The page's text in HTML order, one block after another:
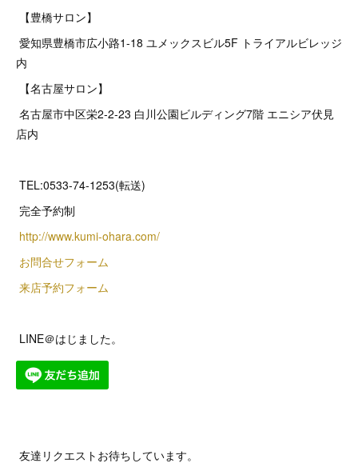
【豊橋サロン】
愛知県豊橋市広小路1-18 ユメックスビル5F トライアルビレッジ
内
【名古屋サロン】
名古屋市中区栄2‐2‐23 白川公園ビルディング7階 エニシア伏見
店内
TEL:0533-74-1253(転送)
完全予約制
http://www.kumi-ohara.com/
お問合せフォーム
来店予約フォーム
LINE＠はじました。
友達リクエストお待ちしています。